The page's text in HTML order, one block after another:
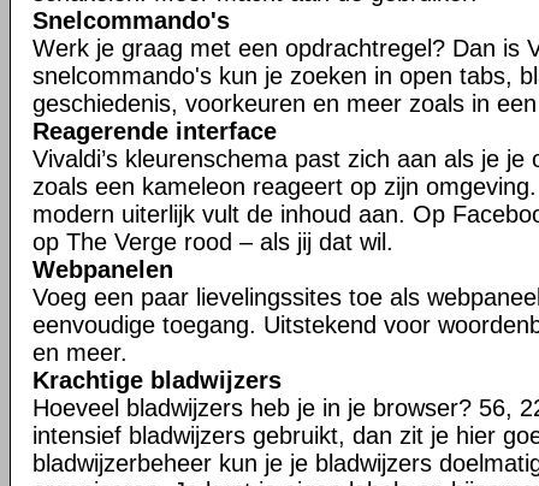
Snelcommando's
Werk je graag met een opdrachtregel? Dan is
snelcommando's kun je zoeken in open tabs,
geschiedenis, voorkeuren en meer zoals in
Reagerende interface
Vivaldi’s kleurenschema past zich aan als je je
zoals een kameleon reageert op zijn
modern uiterlijk vult de inhoud aan. Op
op The Verge rood – als jij dat wil.
Webpanelen
Voeg een paar lievelingssites toe als
eenvoudige toegang. Uitstekend voor
en meer.
Krachtige bladwijzers
Hoeveel bladwijzers heb je in je browser? 56,
intensief bladwijzers gebruikt, dan zit je hier
bladwijzerbeheer kun je je bladwijzers